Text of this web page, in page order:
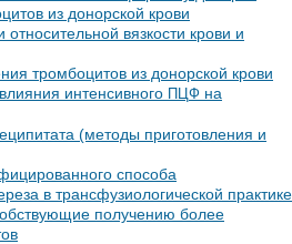
из донорской крови
вязкости крови и
тромбоцитов из донорской крови
интенсивного
ПЦФ на
(методы приготовления и
способа
в трансфузиологической практике
получению более